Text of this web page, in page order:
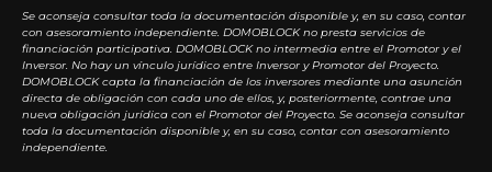
Se aconseja consultar toda la documentación disponible y, en su caso, contar
con asesoramiento independiente. DOMOBLOCK no presta servicios de
financiación participativa. DOMOBLOCK no intermedia entre el Promotor y el
Inversor. No hay un vínculo jurídico entre Inversor y Promotor del Proyecto.
DOMOBLOCK capta la financiación de los inversores mediante una asunción
directa de obligación con cada uno de ellos, y, posteriormente, contrae una
nueva obligación jurídica con el Promotor del Proyecto. Se aconseja consultar
toda la documentación disponible y, en su caso, contar con asesoramiento
independiente.